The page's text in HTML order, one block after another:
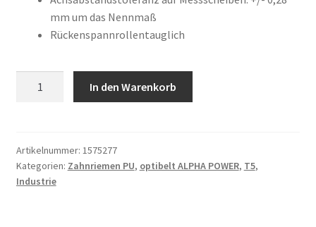
Shop
Warenkorb
Zahlungsarten
mm um das Nennmaß
Rückenspannrollentauglich
AP
Menge
In den Warenkorb
Artikelnummer: 1575277
Kategorien: Zahnriemen PU, optibelt ALPHA POWER, T5,
Industrie